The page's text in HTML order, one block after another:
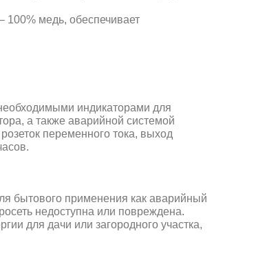
100% медь, обеспечивает
индикаторами для
а также аварийной системой
переменного тока, выход
бытового применения как аварийный
недоступна или повреждена.
для дачи или загородного участка,